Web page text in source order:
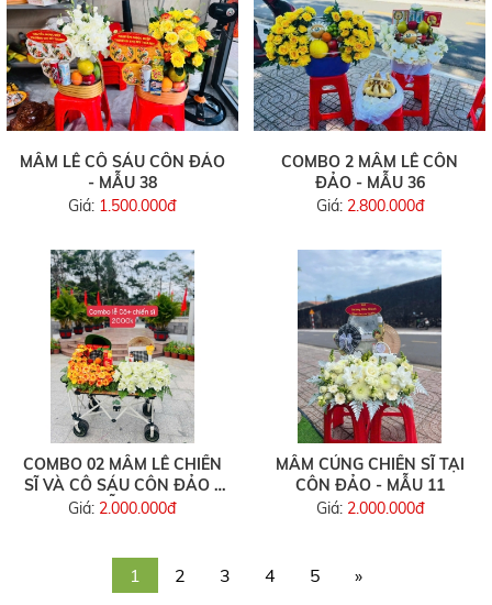
MÂM LỄ CÔ SÁU CÔN ĐẢO
- MẪU 38
Giá: 1.500.000đ
COMBO 2 MÂM LỄ CÔN
ĐẢO - MẪU 36
Giá: 2.800.000đ
COMBO 02 MÂM LỄ CHIẾN
SĨ VÀ CÔ SÁU CÔN ĐẢO -
MẪU 34
Giá: 2.000.000đ
MÂM CÚNG CHIẾN SĨ TẠI
CÔN ĐẢO - MẪU 11
Giá: 2.000.000đ
1 2 3 4 5 »